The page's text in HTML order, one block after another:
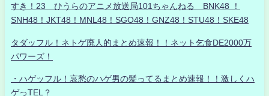
すき！23 ひうらのアニメ放送局101ちゃんねる BNK48 ！
SNH48！JKT48！MNL48！SGO48！GNZ48！STU48！SKE48
タダッフル！ネトゲ廃人的まとめ速報！！ネット乞食DE2000万
パワーズ！
・ハゲッフル！哀愁のハゲ男の髪ってるまとめ速報！！激しくハ
ゲっTEL？